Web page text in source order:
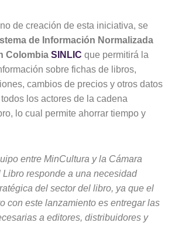
de creación de esta iniciativa, se
de Información Normalizada
Colombia SINLIC que permitirá la
sobre fichas de libros,
cambios de precios y otros datos
los actores de la cadena
lo cual permite ahorrar tiempo y
entre MinCultura y la Cámara
responde a una necesidad
del sector del libro, ya que el
con este lanzamiento es entregar las
a editores, distribuidores y